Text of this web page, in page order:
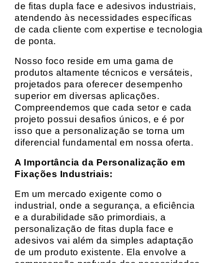
de fitas dupla face e adesivos industriais,
atendendo às necessidades específicas
de cada cliente com expertise e tecnologia
de ponta.
Nosso foco reside em uma gama de
produtos altamente técnicos e versáteis,
projetados para oferecer desempenho
superior em diversas aplicações.
Compreendemos que cada setor e cada
projeto possui desafios únicos, e é por
isso que a personalização se torna um
diferencial fundamental em nossa oferta.
A Importância da Personalização em
Fixações Industriais:
Em um mercado exigente como o
industrial, onde a segurança, a eficiência
e a durabilidade são primordiais, a
personalização de fitas dupla face e
adesivos vai além da simples adaptação
de um produto existente. Ela envolve a